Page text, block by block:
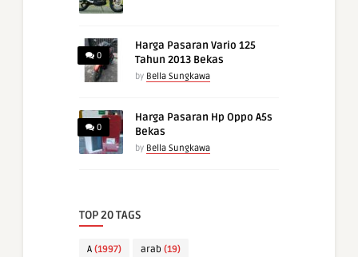
0
Harga Pasaran Vario 125
Tahun 2013 Bekas
by Bella Sungkawa
0
Harga Pasaran Hp Oppo A5s
Bekas
by Bella Sungkawa
TOP 20 TAGS
A (1997) arab (19)